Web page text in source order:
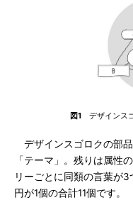
図1 デザインス
デザインスゴロクの部品
「テーマ」。残りは属性
リーごとに同類の言葉が
円が1個の合計11個です。